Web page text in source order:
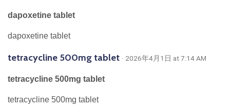
dapoxetine tablet
dapoxetine tablet
tetracycline 500mg tablet · 2026年4月1日 at 7:14 AM
tetracycline 500mg tablet
tetracycline 500mg tablet